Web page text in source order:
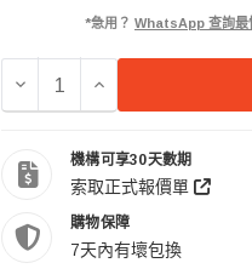
*急用？ WhatsApp 查詢最
減少 TILTA 鐵頭增加 TILTA 鐵頭
機構可享30天數期
索取正式報價單
購物保障
7天內有壞包換